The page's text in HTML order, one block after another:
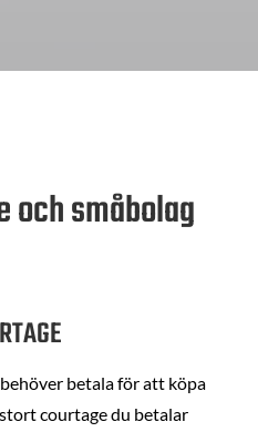
och småbolag
betala för att köpa
courtage du betalar